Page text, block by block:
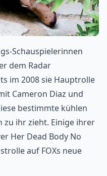
Schauspielerinnen
dem Radar
im 2008 sie Hauptrolle
Cameron Diaz und
bestimmte kühlen
zu ihr zieht. Einige ihrer
Her Dead Body No
auf FOXs neue